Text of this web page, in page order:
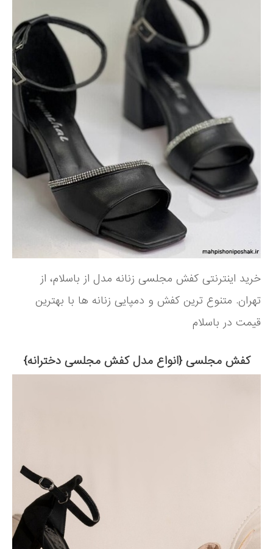
خرید اینترنتی کفش مجلسی زنانه مدل از باسلام، از
تهران. متنوع ترین کفش و دمپایی زنانه ها با بهترین
قیمت در باسلام
کفش مجلسی {انواع مدل کفش مجلسی دخترانه}